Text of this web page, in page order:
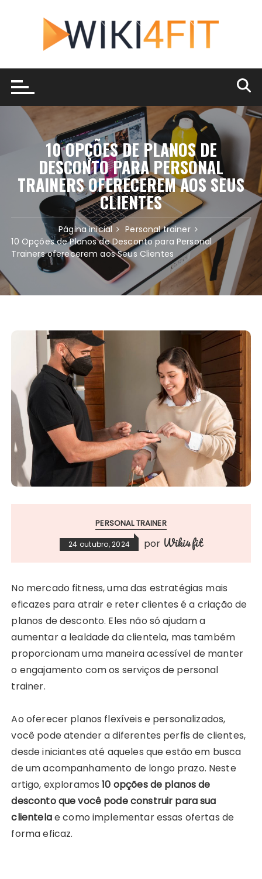
conteúdo
10 OPÇÕES DE PLANOS DE
DESCONTO PARA PERSONAL
TRAINERS OFERECEREM AOS SEUS
CLIENTES
Página inicial
Personal trainer
10 Opções de Planos de Desconto para Personal
Trainers oferecerem aos Seus Clientes
PERSONAL TRAINER
24 outubro, 2024 por Wiki4fit
No mercado fitness, uma das estratégias mais
eficazes para atrair e reter clientes é a criação de
planos de desconto. Eles não só ajudam a
aumentar a lealdade da clientela, mas também
proporcionam uma maneira acessível de manter
o engajamento com os serviços de personal
trainer.
Ao oferecer planos flexíveis e personalizados,
você pode atender a diferentes perfis de clientes,
desde iniciantes até aqueles que estão em busca
de um acompanhamento de longo prazo. Neste
artigo, exploramos10 opções de planos de
desconto que você pode construir para sua
clientelae como implementar essas ofertas de
forma eficaz.